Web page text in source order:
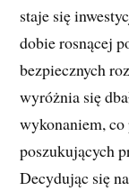
staje się
dobie rosnącej
bezpiecznych
wyróżnia się
wykonaniem, co
poszukujących
Decydując się